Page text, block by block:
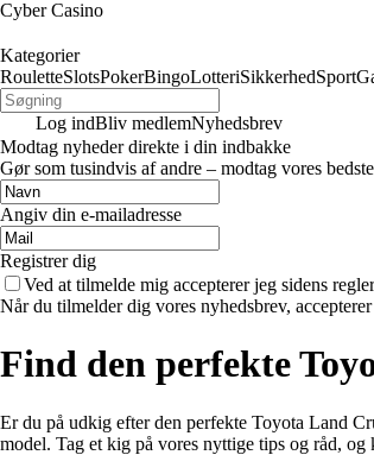
Cyber Casino
Kategorier
RouletteSlotsPokerBingoLotteriSikkerhedSport
Log indBliv medlemNyhedsbrev
Modtag nyheder direkte i din indbakke
Gør som tusindvis af andre – modtag vores
Angiv din e-mailadresse
Registrer dig
Ved at tilmelde mig accepterer jeg sidens
Når du tilmelder dig vores nyhedsbrev,
Find den perfekte
Er du på udkig efter den perfekte Toyota Land
model. Tag et kig på vores nyttige tips og råd,